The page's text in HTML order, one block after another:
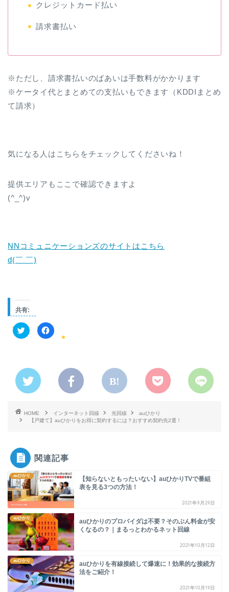
クレジットカード払い
請求書払い
※ただし、請求書払いのばあいは手数料がかかります
※ケータイ代とまとめての支払いもできます（KDDIまとめ
て請求）
気になる人はこちらをチェックしてくださいね！
提供エリアもここで確認できますよ
(^_^)v
NNコミュニケーションズのサイトはこちら
d(￣ ￣)
共有:
ク
リ
i
t
e
共
有
ウ
ィ
ン
ド
ウ
で
開
き
ま
す
)
F
a
は
ク
く
だ
い
(
新
し
い
ウ
ィ
ン
ド
ウ
で
開
き
ま
す
)
HOME インターネット回線 光回線
auひかり
【戸建て】auひかりをお得に契約するには？おすすめ契約先2選！
関連記事
auひかり
【知らないともったいない】auひかりTVで番組
表を見る3つの方法！
2021年9月29日
auひかり
auひかりのプロバイダは不要？そのぶん料金が安
くなるの？｜まるっとわかるネット回線
2021年10月12日
auひかり
auひかりを有線接続して爆速に！効果的な接続方
法をご紹介！
2021年10月19日